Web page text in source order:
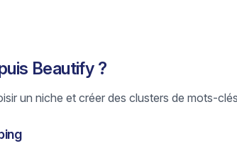
Beautify ?
un niche et créer des clusters de mots-